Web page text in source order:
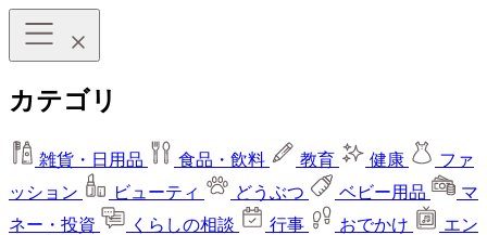
カテゴリ
雑貨・日用品 食品・飲料 教育 健康
ファ
ッション
ビューティ どうぶつ ベビー用品
マ
ネー・投資
くらしの相談 行事 おでかけ
エン